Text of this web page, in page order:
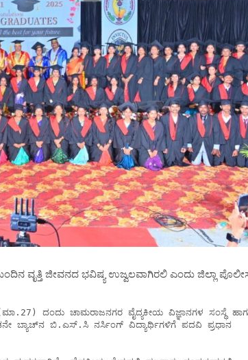
ವೃತ್ತಿ ಜೀವನದ ಭವಿಷ್ಯ ಉಜ್ವಲವಾಗಿರಲಿ ಎಂದು ಜಿಲ್ಲಾ
ಬ್ಯಾಚ್‍ನ ಬಿ.ಎಸ್.ಸಿ ನರ್ಸಿಂಗ್ ವಿದ್ಯಾರ್ಥಿಗಳಿಗೆ ಪದವಿ ಪ್ರಧಾನ